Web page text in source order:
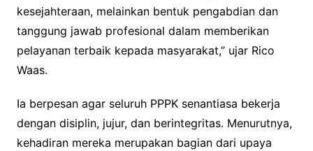
kesejahteraan, melainkan bentuk pengabdian dan
tanggung jawab profesional dalam memberikan
pelayanan terbaik kepada masyarakat,” ujar Rico
Waas.
Ia berpesan agar seluruh PPPK senantiasa bekerja
dengan disiplin, jujur, dan berintegritas. Menurutnya,
kehadiran mereka merupakan bagian dari upaya